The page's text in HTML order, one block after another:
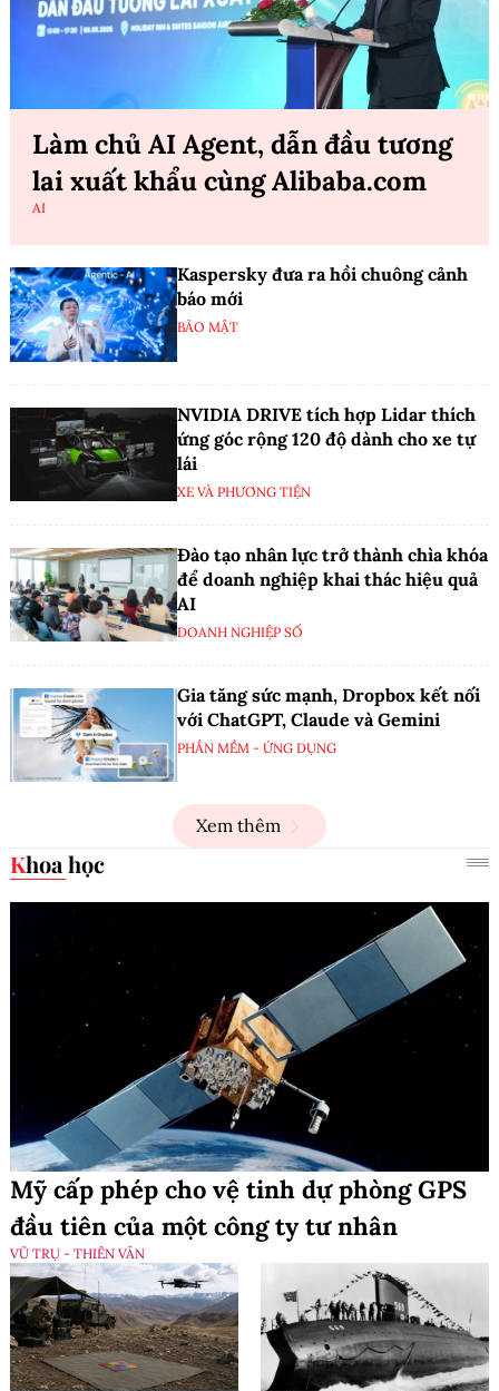
Làm chủ AI Agent, dẫn đầu tương
lai xuất khẩu cùng Alibaba.com
AI
Kaspersky đưa ra hồi chuông cảnh
báo mới
BẢO MẬT
NVIDIA DRIVE tích hợp Lidar thích
ứng góc rộng 120 độ dành cho xe tự
lái
XE VÀ PHƯƠNG TIỆN
Đào tạo nhân lực trở thành chìa khóa
để doanh nghiệp khai thác hiệu quả
AI
DOANH NGHIỆP SỐ
Gia tăng sức mạnh, Dropbox kết nối
với ChatGPT, Claude và Gemini
PHẦN MỀM - ỨNG DỤNG
Xem thêm
Khoa học
Mỹ cấp phép cho vệ tinh dự phòng GPS
đầu tiên của một công ty tư nhân
VŨ TRỤ - THIÊN VĂN